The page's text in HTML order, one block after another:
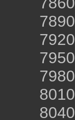
7890
7920
7950
7980
8010
8040